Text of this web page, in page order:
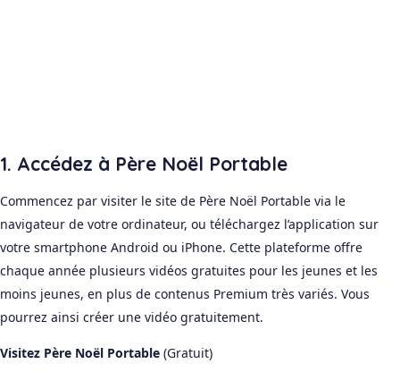
1. Accédez à Père Noël Portable
Commencez par visiter le site de Père Noël Portable via le
navigateur de votre ordinateur, ou téléchargez l’application sur
votre smartphone Android ou iPhone. Cette plateforme offre
chaque année plusieurs vidéos gratuites pour les jeunes et les
moins jeunes, en plus de contenus Premium très variés. Vous
pourrez ainsi créer une vidéo gratuitement.
Visitez Père Noël Portable (Gratuit)